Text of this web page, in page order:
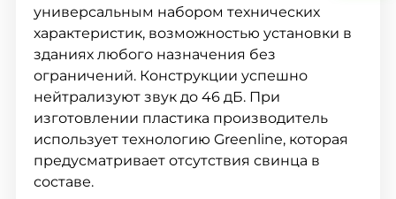
универсальным набором технических
характеристик, возможностью установки в
зданиях любого назначения без
ограничений. Конструкции успешно
нейтрализуют звук до 46 дБ. При
изготовлении пластика производитель
использует технологию Greenline, которая
предусматривает отсутствия свинца в
составе.